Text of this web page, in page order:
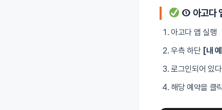
① 아고다
아고다 앱 실행
우측 하단 [내
로그인되어 있
해당 예약을